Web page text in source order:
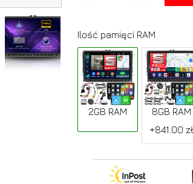
Ilość pamięci RAM
2GB RAM
8GB RAM
+841.00 zł